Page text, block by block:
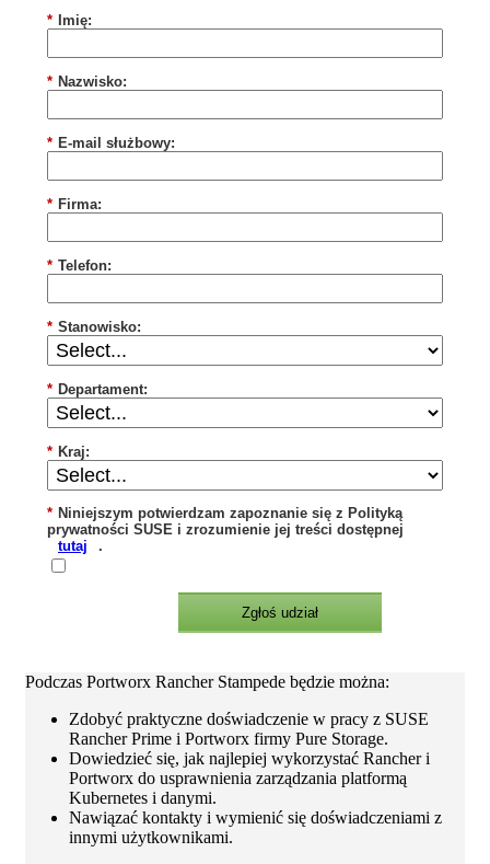
* Imię:
* Nazwisko:
* E-mail służbowy:
* Firma:
* Telefon:
* Stanowisko:
* Departament:
* Kraj:
* Niniejszym potwierdzam zapoznanie się z Polityką
prywatności SUSE i zrozumienie jej treści dostępnej
tutaj
.
Zgłoś udział
Podczas Portworx Rancher Stampede będzie można:
Zdobyć praktyczne doświadczenie w pracy z SUSE
Rancher Prime i Portworx firmy Pure Storage.
Dowiedzieć się, jak najlepiej wykorzystać Rancher i
Portworx do usprawnienia zarządzania platformą
Kubernetes i danymi.
Nawiązać kontakty i wymienić się doświadczeniami z
innymi użytkownikami.